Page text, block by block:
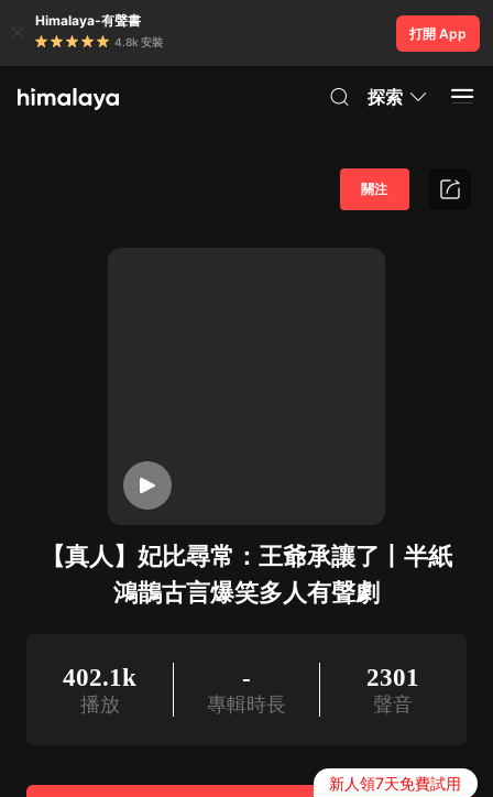
Himalaya-有聲書
4.8k 安裝
打開 App
探索
【真人】妃比尋常：王爺承讓了丨半紙
鴻鵲古言爆笑多人有聲劇
關注
402.1k
播放
-
專輯時長
2301
聲音
新人領7天免費試用